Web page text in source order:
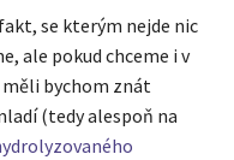
se kterým nejde nic
ale pokud chceme i v
měli bychom znát
(tedy alespoň na